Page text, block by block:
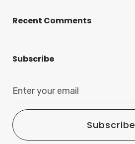
Recent Comments
Subscribe
Subscribe